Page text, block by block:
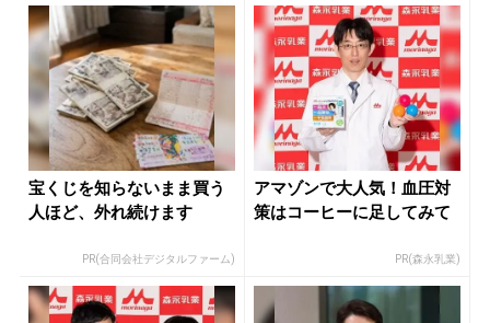
宝くじを知らないまま買う
人ほど、外れ続けます
PR(合同会社デジタルファーム)
アマゾンで大人気！血圧対
策はコーヒーに足してみて
PR(森永乳業)